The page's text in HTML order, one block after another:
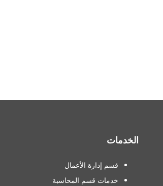
الخدمات
قسم إدارة الأعمال
خدمات قسم المحاسبة